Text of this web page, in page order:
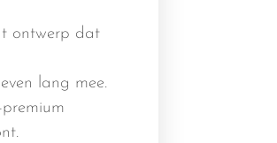
ontwerp dat
lang mee.